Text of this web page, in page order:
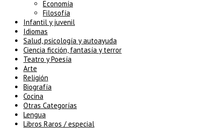
Economía
Filosofía
Infantil y juvenil
Idiomas
Salud, psicología y autoayuda
Ciencia ficción, fantasía y terror
Teatro y Poesía
Arte
Religión
Biografía
Cocina
Otras Categorías
Lengua
Libros Raros / especial